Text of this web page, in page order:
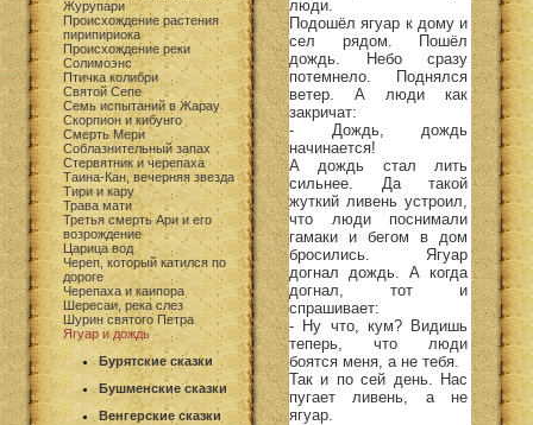
Журупари
Происхождение растения
пирипириока
Происхождение реки
Солимоэнс
Птичка колибри
Святой Сепе
Семь испытаний в Жарау
Скорпион и кибунго
Смерть Мери
Соблазнительный запах
Стервятник и черепаха
Таина-Кан, вечерняя звезда
Тири и кару
Трава мати
Третья смерть Ари и его
возрождение
Царица вод
Череп, который катился по
дороге
Черепаха и каипора
Шересаи, река слез
Шурин святого Петра
Ягуар и дождь
Бурятские сказки
Бушменские сказки
Венгерские сказки
люди.
Подошёл ягуар к дому и
сел рядом. Пошёл
дождь. Небо сразу
потемнело. Поднялся
ветер. А люди как
закричат:
- Дождь, дождь
начинается!
А дождь стал лить
сильнее. Да такой
жуткий ливень устроил,
что люди поснимали
гамаки и бегом в дом
бросились. Ягуар
догнал дождь. А когда
догнал, тот и
спрашивает:
- Ну что, кум? Видишь
теперь, что люди
боятся меня, а не тебя.
Так и по сей день. Нас
пугает ливень, а не
ягуар.